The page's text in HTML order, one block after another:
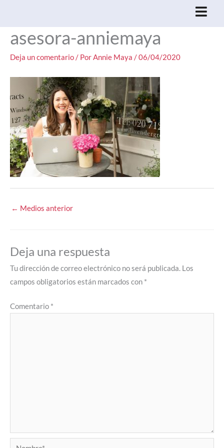
contenido
asesora-anniemaya
Deja un comentario/ PorAnnie Maya /06/04/2020
← Medios anterior
Deja una respuesta
Tu dirección de correo electrónico no será publicada. Los
campos obligatorios están marcados con *
Comentario *
Nombre*